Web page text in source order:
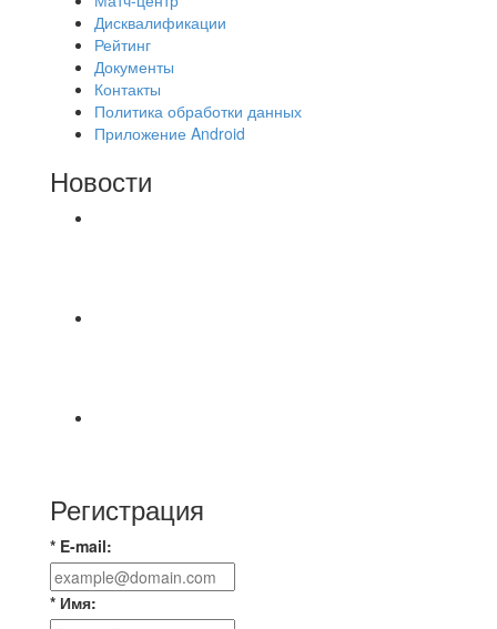
Дисквалификации
Рейтинг
Документы
Контакты
Политика обработки данных
Приложение Android
Новости
Регистрация
* E-mail:
* Имя: